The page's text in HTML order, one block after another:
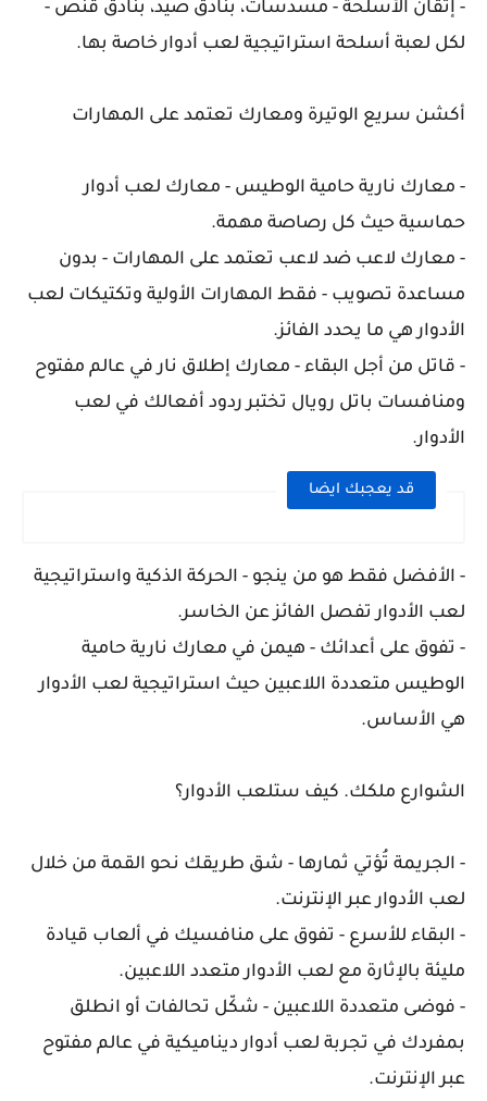
- إتقان الأسلحة - مسدسات، بنادق صيد، بنادق قنص -
لكل لعبة أسلحة استراتيجية لعب أدوار خاصة بها.
أكشن سريع الوتيرة ومعارك تعتمد على المهارات
- معارك نارية حامية الوطيس - معارك لعب أدوار
حماسية حيث كل رصاصة مهمة.
- معارك لاعب ضد لاعب تعتمد على المهارات - بدون
مساعدة تصويب - فقط المهارات الأولية وتكتيكات لعب
الأدوار هي ما يحدد الفائز.
- قاتل من أجل البقاء - معارك إطلاق نار في عالم مفتوح
ومنافسات باتل رويال تختبر ردود أفعالك في لعب
الأدوار.
قد يعجبك ايضا
- الأفضل فقط هو من ينجو - الحركة الذكية واستراتيجية
لعب الأدوار تفصل الفائز عن الخاسر.
- تفوق على أعدائك - هيمن في معارك نارية حامية
الوطيس متعددة اللاعبين حيث استراتيجية لعب الأدوار
هي الأساس.
الشوارع ملكك. كيف ستلعب الأدوار؟
- الجريمة تُؤتي ثمارها - شق طريقك نحو القمة من خلال
لعب الأدوار عبر الإنترنت.
- البقاء للأسرع - تفوق على منافسيك في ألعاب قيادة
مليئة بالإثارة مع لعب الأدوار متعدد اللاعبين.
- فوضى متعددة اللاعبين - شكّل تحالفات أو انطلق
بمفردك في تجربة لعب أدوار ديناميكية في عالم مفتوح
عبر الإنترنت.